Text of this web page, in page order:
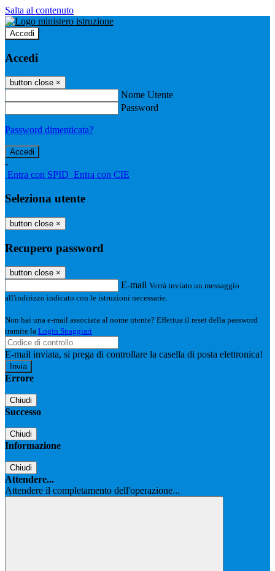
Salta al contenuto
Accedi
Accedi
button close ×
Nome Utente
Password
Password dimenticata?
-
Entra con SPID Entra con CIE
Seleziona utente
button close ×
Recupero password
button close ×
E-mail Verrà inviato un messaggio
all'indirizzo indicato con le istruzioni necessarie.
Non hai una e-mail associata al nome utente? Effettua il reset della password
tramite la Login Spaggiari
E-mail inviata, si prega di controllare la casella di posta elettronica!
Errore
Chiudi
Successo
Chiudi
Informazione
Chiudi
Attendere...
Attendere il completamento dell'operazione...